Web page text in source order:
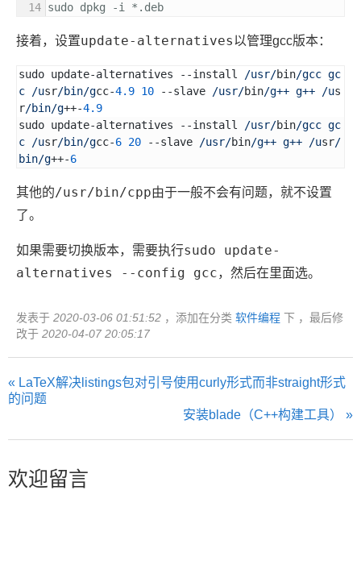
sudo dpkg -i *.deb
接着，设置update-alternatives以管理gcc版本：
sudo update-alternatives --install /usr/bin/gcc gc
c /usr/bin/gcc-4.9 10 --slave /usr/bin/g++ g++ /us
r/bin/g++-4.9
sudo update-alternatives --install
/usr/bin/gcc gc
c /usr/bin/gcc-6 20 --slave /usr/bin/g++ g++ /usr/
bin/g++-6
其他的/usr/bin/cpp由于一般不会有问题，就不设置
了。
如果需要切换版本，需要执行sudo update-
alternatives --config gcc，然后在里面选。
发表于 2020-03-06 01:51:52 ，添加在分类 软件编程 下 ，最后修
改于 2020-04-07 20:05:17
« LaTeX解决listings包对引号使用curly形式而非straight形式
的问题
安装blade（C++构建工具） »
欢迎留言